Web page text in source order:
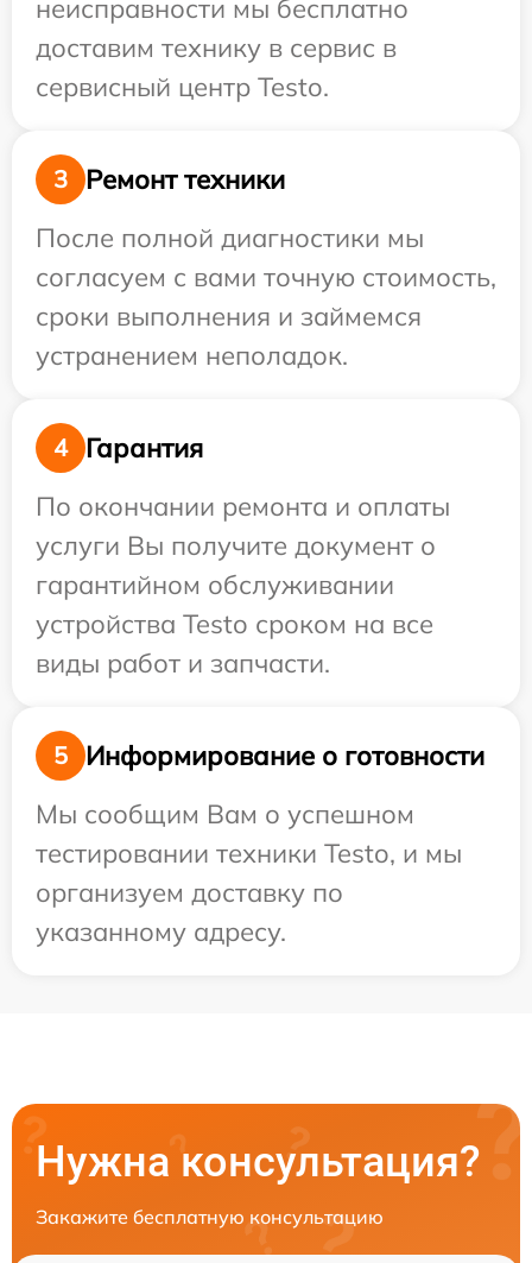
неисправности мы бесплатно
доставим технику в сервис в
сервисный центр Testo.
3
Ремонт техники
После полной диагностики мы
согласуем с вами точную стоимость,
сроки выполнения и займемся
устранением неполадок.
4
Гарантия
По окончании ремонта и оплаты
услуги Вы получите документ о
гарантийном обслуживании
устройства Testo сроком на все
виды работ и запчасти.
5
Информирование о готовности
Мы сообщим Вам о успешном
тестировании техники Testo, и мы
организуем доставку по
указанному адресу.
Нужна консультация?
Закажите бесплатную консультацию